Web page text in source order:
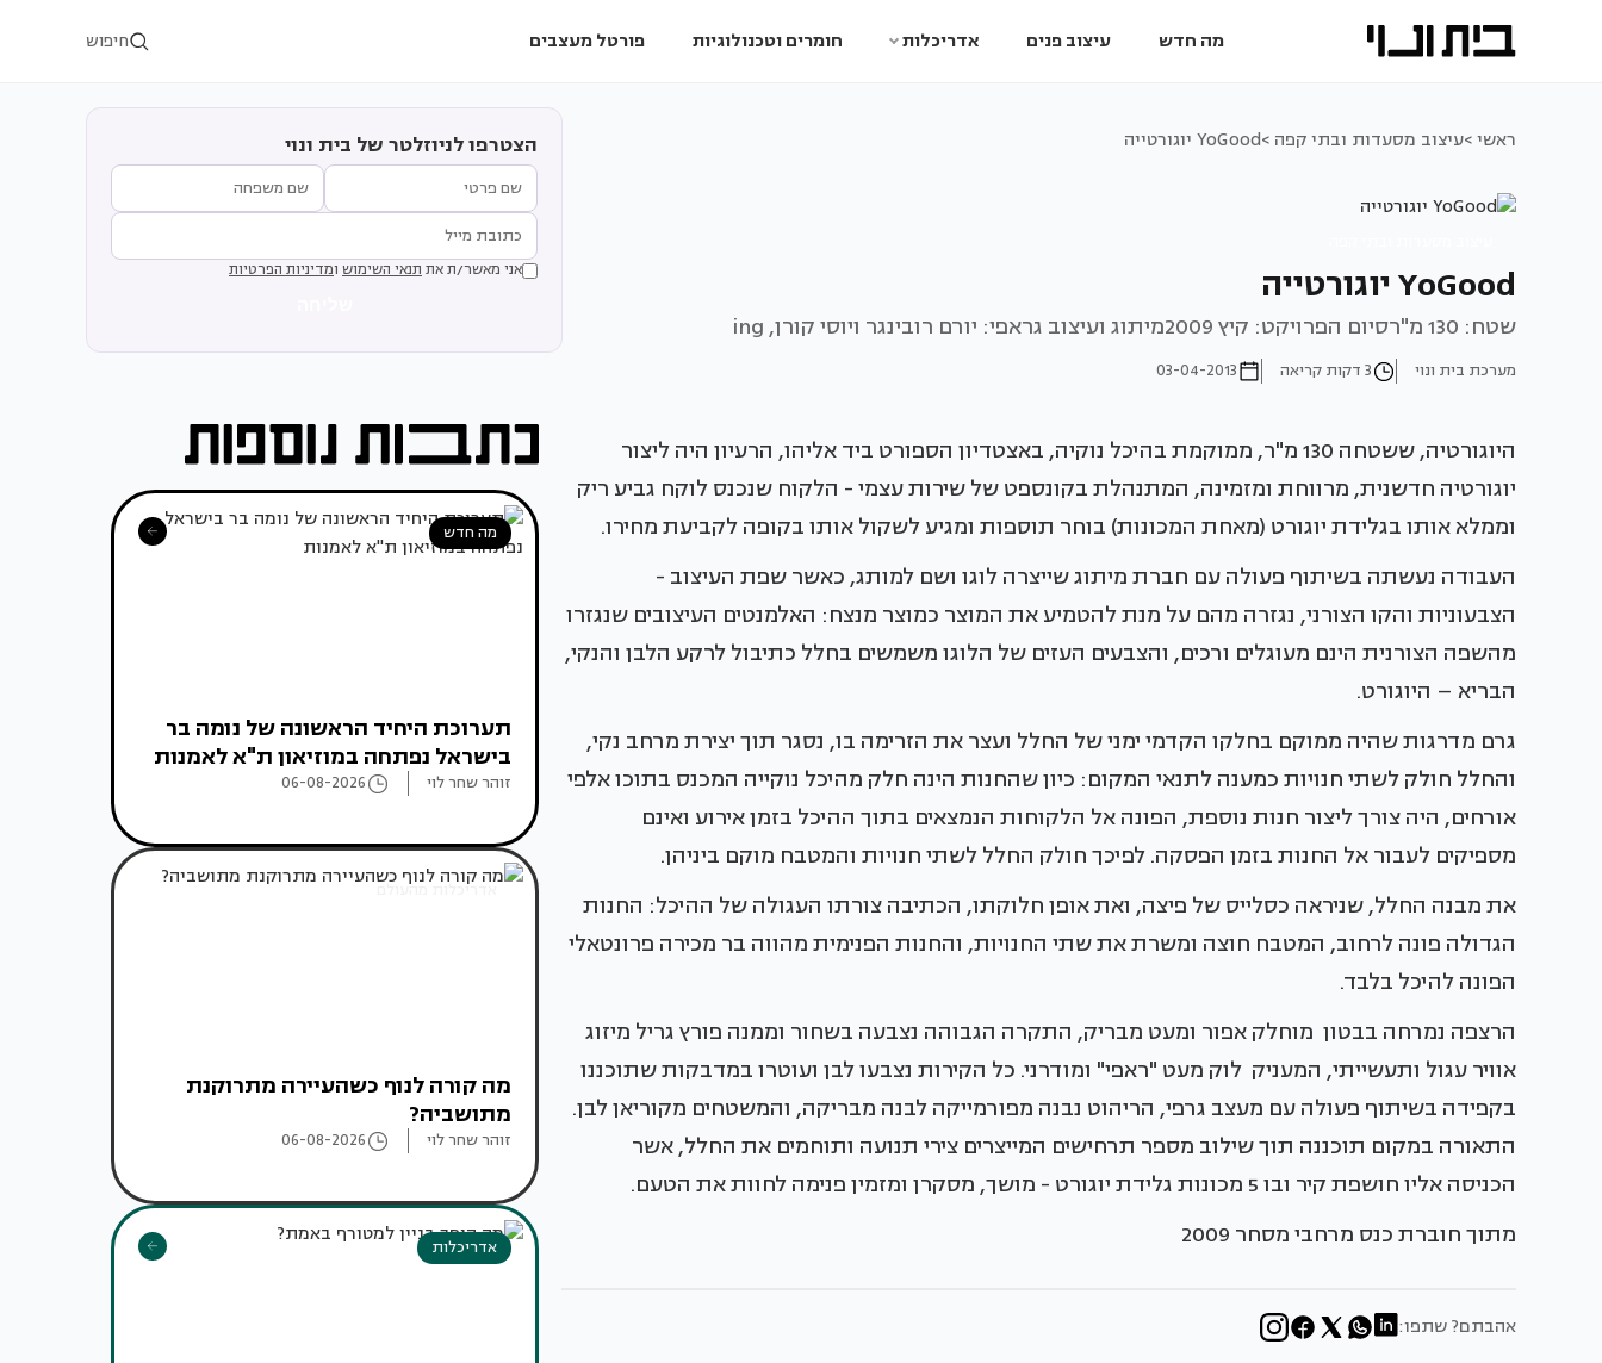
מה חדש עיצוב פנים אדריכלות חומרים וטכנולוגיות פורטל מעצבים חיפוש
ראשי >עיצוב מסעדות ובתי קפה >YoGood יוגורטייה
YoGood יוגורטייה
שטח: 130 מ"רסיום הפרויקט: קיץ 2009מיתוג ועיצוב גראפי: יורם רובינגר ויוסי קורן, ing
מערכת בית ונוי 3 דקות קריאה 03-04-2013
היוגורטיה, ששטחה 130 מ"ר, ממוקמת בהיכל נוקיה, באצטדיון הספורט ביד אליהו, הרעיון היה ליצור
יוגורטיה חדשנית, מרווחת ומזמינה, המתנהלת בקונספט של שירות עצמי - הלקוח שנכנס לוקח גביע ריק
וממלא אותו בגלידת יוגורט (מאחת המכונות) בוחר תוספות ומגיע לשקול אותו בקופה לקביעת מחירו.
העבודה נעשתה בשיתוף פעולה עם חברת מיתוג שייצרה לוגו ושם למותג, כאשר שפת העיצוב -
הצבעוניות והקו הצורני, נגזרה מהם על מנת להטמיע את המוצר כמוצר מנצח: האלמנטים העיצובים שנגזרו
מהשפה הצורנית הינם מעוגלים ורכים, והצבעים העזים של הלוגו משמשים בחלל כתיבול לרקע הלבן והנקי,
הבריא – היוגורט.
גרם מדרגות שהיה ממוקם בחלקו הקדמי ימני של החלל ועצר את הזרימה בו, נסגר תוך יצירת מרחב נקי,
והחלל חולק לשתי חנויות כמענה לתנאי המקום: כיון שהחנות הינה חלק מהיכל נוקייה המכנס בתוכו אלפי
אורחים, היה צורך ליצור חנות נוספת, הפונה אל הלקוחות הנמצאים בתוך ההיכל בזמן אירוע ואינם
מספיקים לעבור אל החנות בזמן הפסקה. לפיכך חולק החלל לשתי חנויות והמטבח מוקם ביניהן.
את מבנה החלל, שניראה כסלייס של פיצה, ואת אופן חלוקתו, הכתיבה צורתו העגולה של ההיכל: החנות
הגדולה פונה לרחוב, המטבח חוצה ומשרת את שתי החנויות, והחנות הפנימית מהווה בר מכירה פרונטאלי
הפונה להיכל בלבד.
הרצפה נמרחה בבטון מוחלק אפור ומעט מבריק, התקרה הגבוהה נצבעה בשחור וממנה פורץ גריל מיזוג
אוויר עגול ותעשייתי, המעניק לוק מעט "ראפי" ומודרני. כל הקירות נצבעו לבן ועוטרו במדבקות שתוכננו
בקפידה בשיתוף פעולה עם מעצב גרפי, הריהוט נבנה מפורמייקה לבנה מבריקה, והמשטחים מקוריאן לבן.
התאורה במקום תוכננה תוך שילוב מספר תרחישים המייצרים צירי תנועה ותוחמים את החלל, אשר
הכניסה אליו חושפת קיר ובו 5 מכונות גלידת יוגורט - מושך, מסקרן ומזמין פנימה לחוות את הטעם.
מתוך חוברת כנס מרחבי מסחר 2009
אהבתם? שתפו:
הצטרפו לניוזלטר של בית ונוי
אני מאשר/ת את תנאי השימוש ומדיניות הפרטיות
מה חדש
תערוכת היחיד הראשונה של נומה בר
בישראל נפתחה במוזיאון ת"א לאמנות
זוהר שחר לוי 06-08-2026
אדריכלות מהעולם
מה קורה לנוף כשהעיירה מתרוקנת
מתושביה?
זוהר שחר לוי 06-08-2026
אדריכלות